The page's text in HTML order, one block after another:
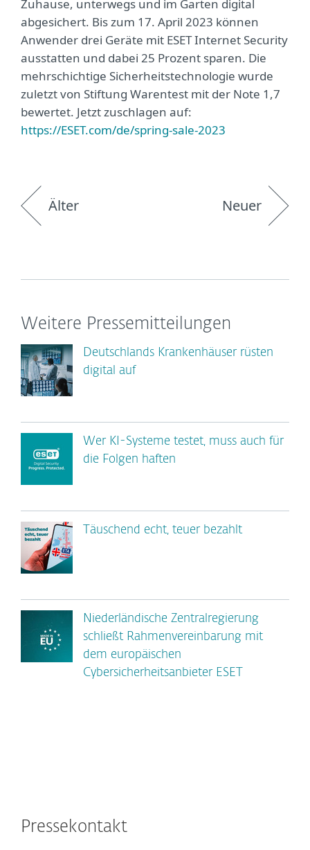
Zuhause, unterwegs und im Garten digital
abgesichert. Bis zum 17. April 2023 können
Anwender drei Geräte mit ESET Internet Security
ausstatten und dabei 25 Prozent sparen. Die
mehrschichtige Sicherheitstechnologie wurde
zuletzt von Stiftung Warentest mit der Note 1,7
bewertet. Jetzt zuschlagen auf:
https://ESET.com/de/spring-sale-2023
Älter Neuer
Weitere Pressemitteilungen
Deutschlands Krankenhäuser rüsten
digital auf
Wer KI-Systeme testet, muss auch für
die Folgen haften
Täuschend echt, teuer bezahlt
Niederländische Zentralregierung
schließt Rahmenvereinbarung mit
dem europäischen
Cybersicherheitsanbieter ESET
Pressekontakt